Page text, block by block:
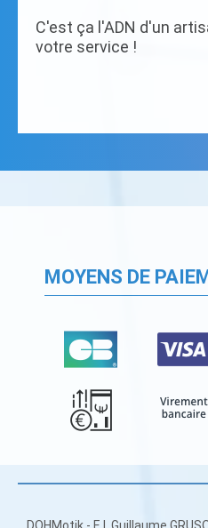
C'est ça l'ADN d'un
votre service !
MOYENS DE